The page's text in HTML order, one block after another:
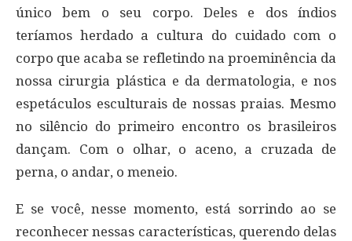
único bem o seu corpo. Deles e dos índios
teríamos herdado a cultura do cuidado com o
corpo que acaba se refletindo na proeminência da
nossa cirurgia plástica e da dermatologia, e nos
espetáculos esculturais de nossas praias. Mesmo
no silêncio do primeiro encontro os brasileiros
dançam. Com o olhar, o aceno, a cruzada de
perna, o andar, o meneio.
E se você, nesse momento, está sorrindo ao se
reconhecer nessas características, querendo delas